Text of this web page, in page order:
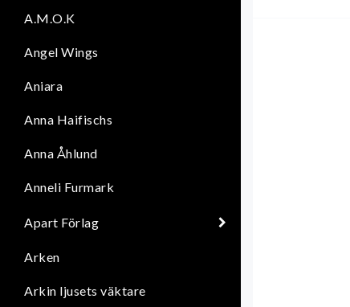
A.M.O.K
Angel Wings
Aniara
Anna Haifischs
Anna Åhlund
Anneli Furmark
Apart Förlag
Arken
Arkin ljusets väktare